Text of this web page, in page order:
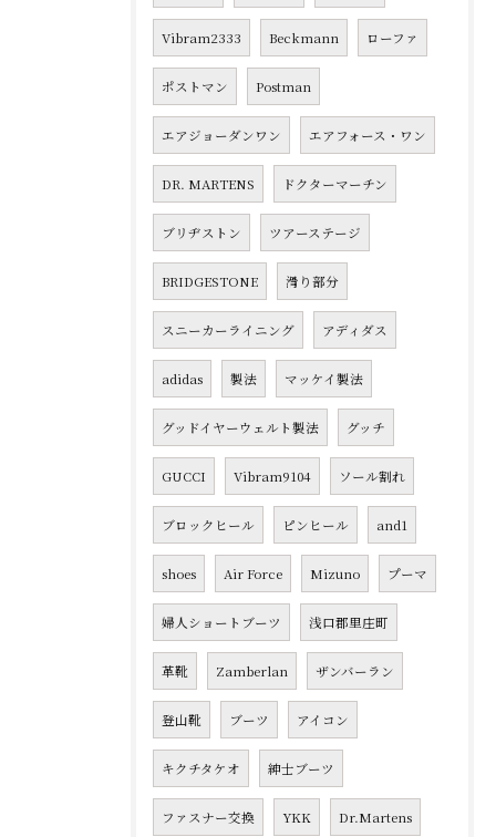
Vibram2333 Beckmann ローファ
ポストマン Postman
エアジョーダンワン エアフォース・ワン
DR. MARTENS ドクターマーチン
ブリヂストン ツアーステージ
BRIDGESTONE 滑り部分
スニーカーライニング アディダス
adidas 製法 マッケイ製法
グッドイヤーウェルト製法 グッチ
GUCCI Vibram9104 ソール割れ
ブロックヒール ピンヒール and1
shoes Air Force Mizuno プーマ
婦人ショートブーツ 浅口郡里庄町
革靴 Zamberlan ザンバーラン
登山靴 ブーツ アイコン
キクチタケオ 紳士ブーツ
ファスナー交換 YKK Dr.Martens